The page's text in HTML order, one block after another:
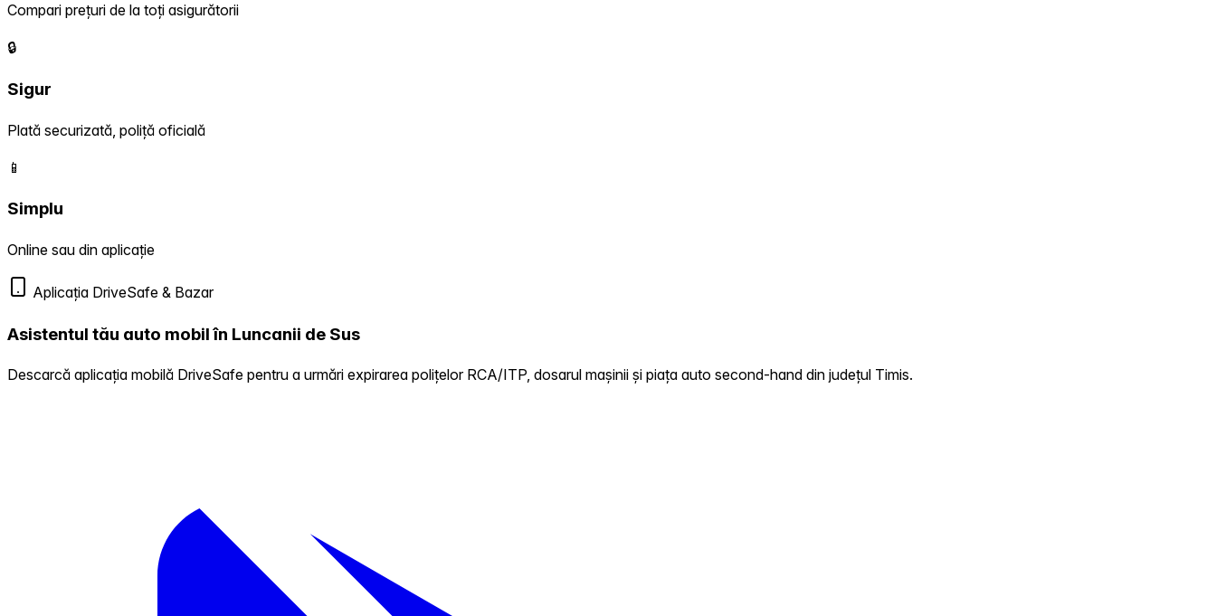
Compari prețuri de la toți asigurătorii
🔒
Sigur
Plată securizată, poliță oficială
📱
Simplu
Online sau din aplicație
Aplicația DriveSafe & Bazar
Asistentul tău auto mobil în Luncanii de Sus
Descarcă aplicația mobilă DriveSafe pentru a urmări expirarea polițelor RCA/ITP, dosarul mașinii și piața auto second-hand din județul Timis.